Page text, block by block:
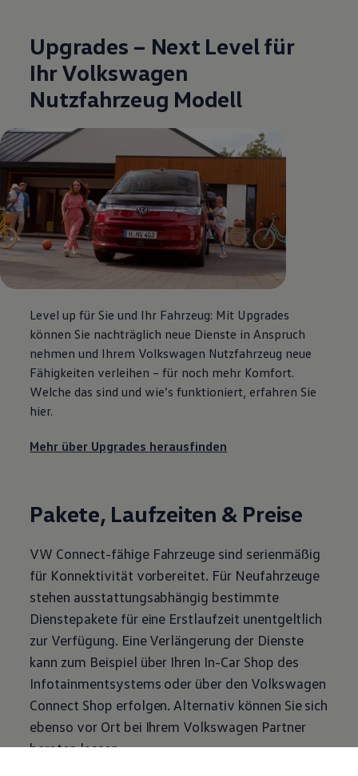
Upgrades – Next Level für
IhrVolkswagen
Nutzfahrzeug Modell
Level up für Sie und Ihr Fahrzeug: Mit Upgrades
können Sie nachträglich neue Dienste in Anspruch
nehmen und Ihrem Volkswagen Nutzfahrzeug neue
Fähigkeiten verleihen – für noch mehr Komfort.
Welche das sind und wie’s funktioniert, erfahren Sie
hier.
Mehr über Upgrades herausfinden
Pakete, Laufzeiten & Preise
VW Connect-fähige Fahrzeuge sind serienmäßig
für Konnektivität vorbereitet. Für Neufahrzeuge
stehen ausstattungsabhängig bestimmte
Dienstepakete für eine Erstlaufzeit unentgeltlich
zur Verfügung. Eine Verlängerung der Dienste
kann zum Beispiel über Ihren In-Car Shop des
Infotainmentsystems oder über den Volkswagen
Connect Shop erfolgen. Alternativ können Sie sich
ebenso vor Ort bei Ihrem Volkswagen Partner
beraten lassen.